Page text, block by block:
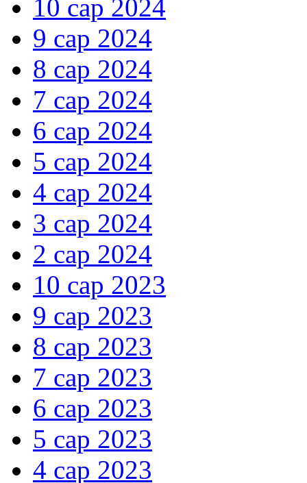
10 сар 2024
9 сар 2024
8 сар 2024
7 сар 2024
6 сар 2024
5 сар 2024
4 сар 2024
3 сар 2024
2 сар 2024
10 сар 2023
9 сар 2023
8 сар 2023
7 сар 2023
6 сар 2023
5 сар 2023
4 сар 2023